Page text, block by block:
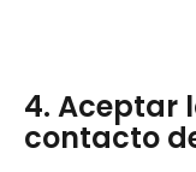
4. Aceptar
contacto